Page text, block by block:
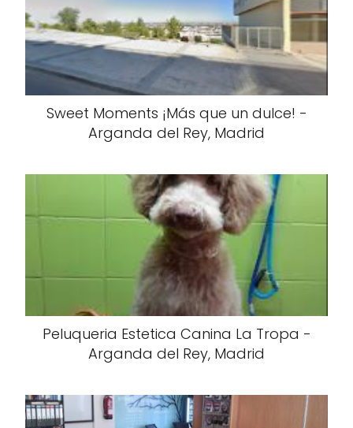
Sweet Moments ¡Más que un dulce! -
Arganda del Rey, Madrid
Peluqueria Estetica Canina La Tropa -
Arganda del Rey, Madrid